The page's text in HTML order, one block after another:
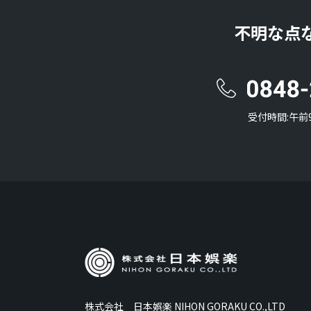
不明な点
受付時間:午
株式会社 日本娯楽 NIHON GORAKU CO.,LTD